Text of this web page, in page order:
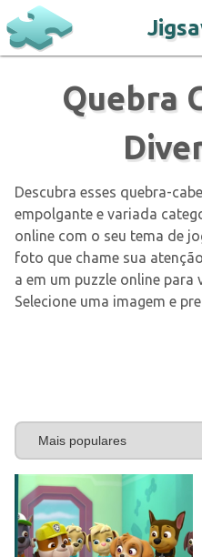
Quebra
Descubra esses quebra-
empolgante e variada
online com o seu tema de
foto que chame sua
a em um puzzle online para
Selecione uma imagem e